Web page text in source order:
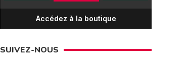
Accédez à la boutique
SUIVEZ-NOUS